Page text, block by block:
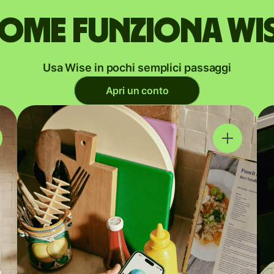
funziona
Usa Wise in pochi semplici passaggi
Apri un conto